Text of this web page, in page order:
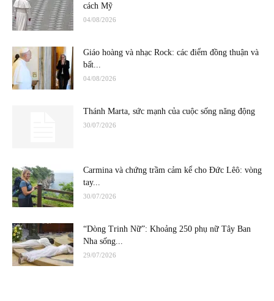
cách Mỹ
04/08/2026
Giáo hoàng và nhạc Rock: các điểm đồng thuận và
bất...
04/08/2026
Thánh Marta, sức mạnh của cuộc sống năng động
30/07/2026
Carmina và chứng trầm cảm kể cho Đức Lêô: vòng
tay...
30/07/2026
“Dòng Trinh Nữ”: Khoảng 250 phụ nữ Tây Ban
Nha sống...
29/07/2026